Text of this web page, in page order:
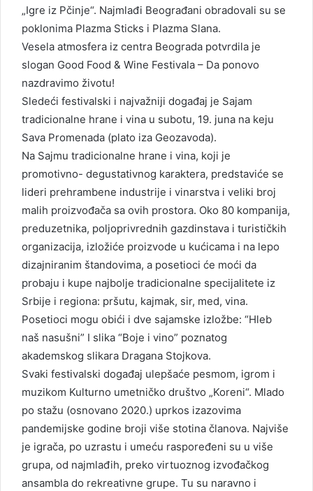
„Igre iz Pčinje“. Najmlađi Beograđani obradovali su se
poklonima Plazma Sticks i Plazma Slana.
Vesela atmosfera iz centra Beograda potvrdila je
slogan Good Food & Wine Festivala – Da ponovo
nazdravimo životu!
Sledeći festivalski i najvažniji događaj je Sajam
tradicionalne hrane i vina u subotu, 19. juna na keju
Sava Promenada (plato iza Geozavoda).
Na Sajmu tradicionalne hrane i vina, koji je
promotivno- degustativnog karaktera, predstaviće se
lideri prehrambene industrije i vinarstva i veliki broj
malih proizvođača sa ovih prostora. Oko 80 kompanija,
preduzetnika, poljoprivrednih gazdinstava i turističkih
organizacija, izložiće proizvode u kućicama i na lepo
dizajniranim štandovima, a posetioci će moći da
probaju i kupe najbolje tradicionalne specijalitete iz
Srbije i regiona: pršutu, kajmak, sir, med, vina.
Posetioci mogu obići i dve sajamske izložbe: “Hleb
naš nasušni” I slika “Boje i vino” poznatog
akademskog slikara Dragana Stojkova.
Svaki festivalski događaj ulepšaće pesmom, igrom i
muzikom Kulturno umetničko društvo „Koreni“. Mlado
po stažu (osnovano 2020.) uprkos izazovima
pandemijske godine broji više stotina članova. Najviše
je igrača, po uzrastu i umeću raspoređeni su u više
grupa, od najmlađih, preko virtuoznog izvođačkog
ansambla do rekreativne grupe. Tu su naravno i